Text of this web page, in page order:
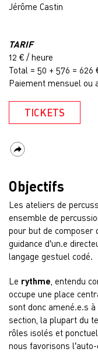
Jérôme Castin
TARIF
12 € / heure
Total = 50 + 576 = 626
Paiement mensuel ou
TICKETS
Objectifs
Les ateliers de
ensemble de
pour but de composer
guidance d’un.e
langage gestuel codé.
Le rythme , entendu
occupe une place
sont donc amené.e.s
section, la plupart du
rôles isolés et
nous favorisons